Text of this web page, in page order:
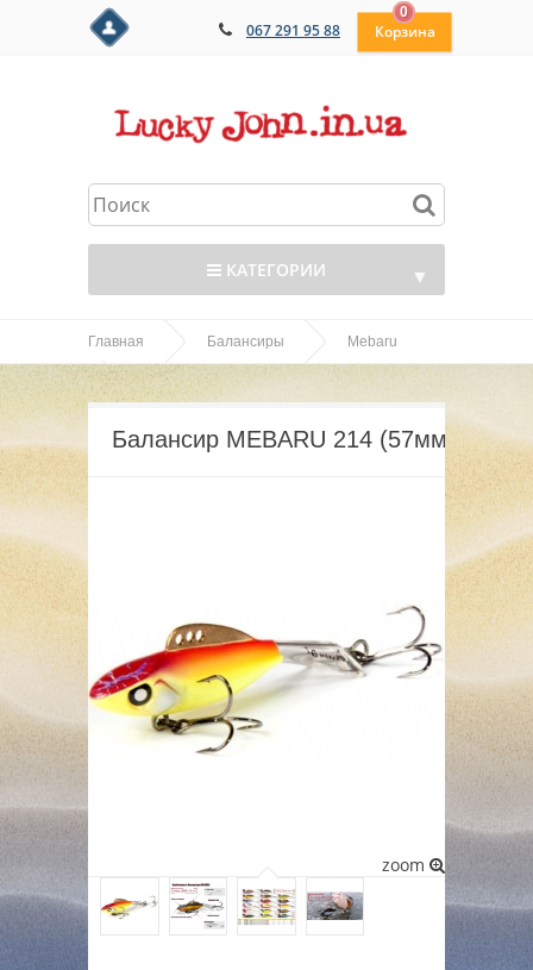
067 291 95 88
0
КАТЕГОРИИ ▼
▼
▼
Главная Балансиры Mebaru
Балансир MEBARU 214 (57мм)
Балансир MEBARU 214 (57мм)
zoom